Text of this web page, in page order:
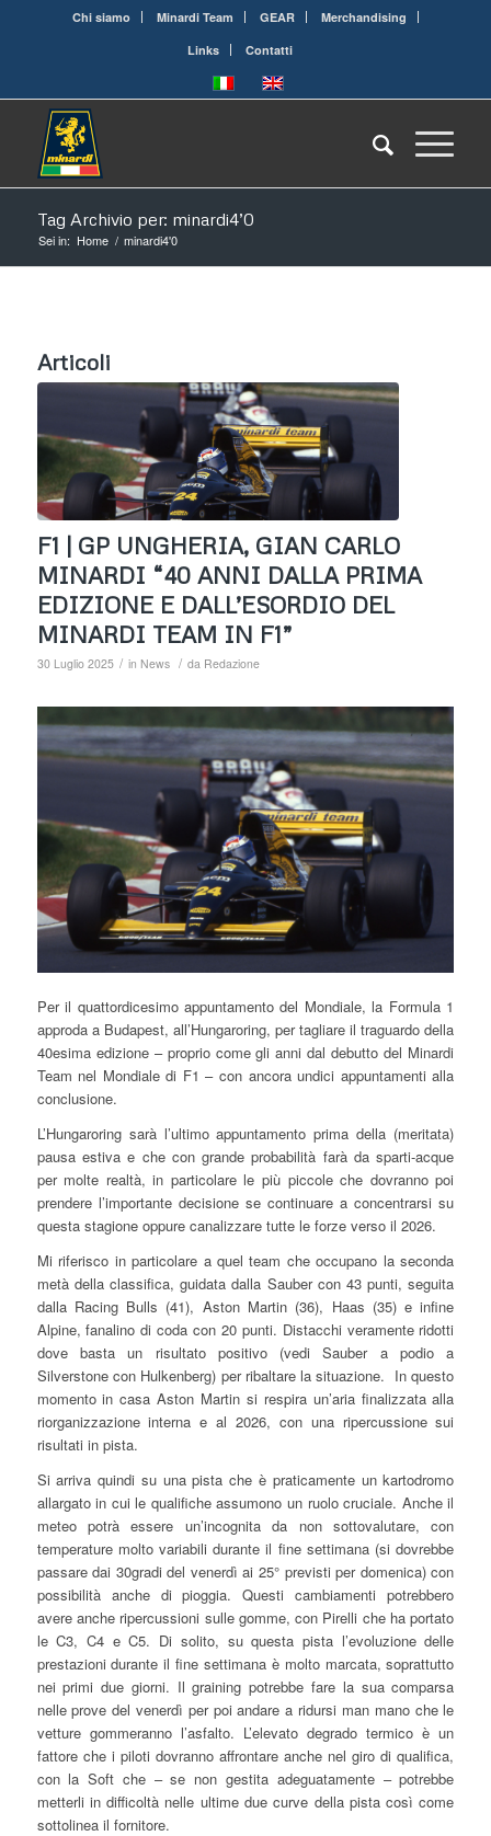
Chi siamo Minardi Team GEAR
Merchandising
Links
Contatti
Tag Archivio per: minardi4’0
Sei in: Home / minardi4'0
Articoli
F1 | GP UNGHERIA, GIAN CARLO
MINARDI “40 ANNI DALLA PRIMA
EDIZIONE E DALL’ESORDIO DEL
MINARDI TEAM IN F1”
30 Luglio 2025 / in News / da Redazione
Per il quattordicesimo appuntamento del Mondiale, la Formula 1
approda a Budapest, all’Hungaroring, per tagliare il traguardo della
40esima edizione – proprio come gli anni dal debutto del Minardi
Team nel Mondiale di F1 – con ancora undici appuntamenti alla
conclusione.
L’Hungaroring sarà l’ultimo appuntamento prima della (meritata)
pausa estiva e che con grande probabilità farà da sparti-acque
per molte realtà, in particolare le più piccole che dovranno poi
prendere l’importante decisione se continuare a concentrarsi su
questa stagione oppure canalizzare tutte le forze verso il 2026.
Mi riferisco in particolare a quel team che occupano la seconda
metà della classifica, guidata dalla Sauber con 43 punti, seguita
dalla Racing Bulls (41), Aston Martin (36), Haas (35) e infine
Alpine, fanalino di coda con 20 punti. Distacchi veramente ridotti
dove basta un risultato positivo (vedi Sauber a podio a
Silverstone con Hulkenberg) per ribaltare la situazione. In questo
momento in casa Aston Martin si respira un’aria finalizzata alla
riorganizzazione interna e al 2026, con una ripercussione sui
risultati in pista.
Si arriva quindi su una pista che è praticamente un kartodromo
allargato in cui le qualifiche assumono un ruolo cruciale. Anche il
meteo potrà essere un’incognita da non sottovalutare, con
temperature molto variabili durante il fine settimana (si dovrebbe
passare dai 30gradi del venerdì ai 25° previsti per domenica) con
possibilità anche di pioggia. Questi cambiamenti potrebbero
avere anche ripercussioni sulle gomme, con Pirelli che ha portato
le C3, C4 e C5. Di solito, su questa pista l’evoluzione delle
prestazioni durante il fine settimana è molto marcata, soprattutto
nei primi due giorni. Il graining potrebbe fare la sua comparsa
nelle prove del venerdì per poi andare a ridursi man mano che le
vetture gommeranno l’asfalto. L’elevato degrado termico è un
fattore che i piloti dovranno affrontare anche nel giro di qualifica,
con la Soft che – se non gestita adeguatamente – potrebbe
metterli in difficoltà nelle ultime due curve della pista così come
sottolinea il fornitore.